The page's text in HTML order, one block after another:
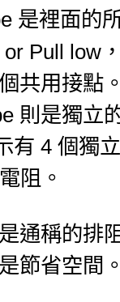
是裡面的
or Pull low
共用接點。
則是獨立
有 4個獨
電阻。
通稱的排
節省空間。